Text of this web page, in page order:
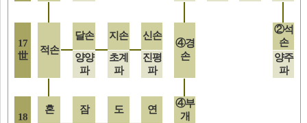
17
世
적손
달손 지손 신손
④경
손
②석
손
양양
파
초계
파
진평
파
양주
파
18
혼 잠 도 연
④부
개